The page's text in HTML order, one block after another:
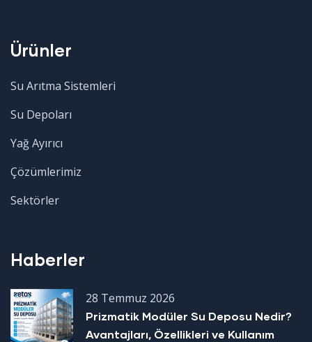
Ürünler
Su Arıtma Sistemleri
Su Depoları
Yağ Ayırıcı
Çözümlerimiz
Sektörler
Haberler
28 Temmuz 2026
Prizmatik Modüler Su Deposu Nedir?
Avantajları, Özellikleri ve Kullanım